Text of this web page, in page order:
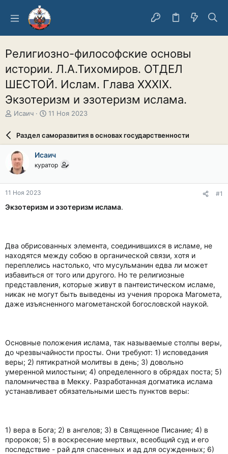
Религиозно-философские основы
истории. Л.А.Тихомиров. ОТДЕЛ
ШЕСТОЙ. Ислам. Глава XXXIX.
Экзотеризм и эзотеризм иcлама.
А
о
р
т
е
м
ы
Исаич
Д
а
а
ч
л
11 Ноя 2023
Раздел саморазвития в основах государственности
Исаич
куратор
11 Ноя 2023 #1
Экзотеризм и эзотеризм иcлама.
Два обрисованных элемента, соединившихся в исламе, не
находятся между собою в органической связи, хотя и
переплелись настолько, что мусульманин едва ли может
избавиться от того или другого. Но те религиозные
представления, которые живут в пантеистическом исламе,
никак не могут быть выведены из учения пророка Магомета,
даже изъясненного магометанской богословской наукой.
Основные положения ислама, так называемые столпы веры,
до чрезвычайности просты. Они требуют: 1) исповедания
веры; 2) пятикратной молитвы в день; 3) довольно
умеренной милостыни; 4) определенного в обрядах поста; 5)
паломничества в Мекку. Разработанная догматика ислама
устанавливает обязательными шесть пунктов веры:
1) вера в Бога; 2) в ангелов; 3) в Священное Писание; 4) в
пророков; 5) в воскресение мертвых, всеобщий суд и его
последствие - рай для спасенных и ад для осужденных; 6)